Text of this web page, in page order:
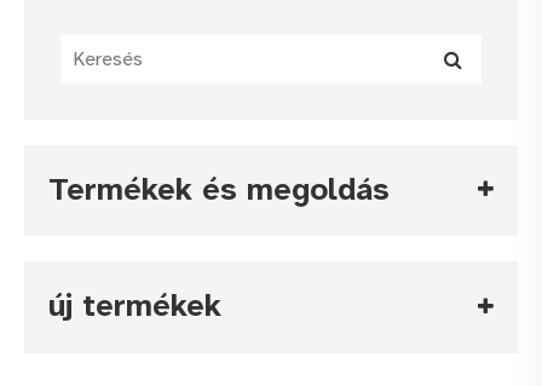
Termékek és megoldás
új termékek